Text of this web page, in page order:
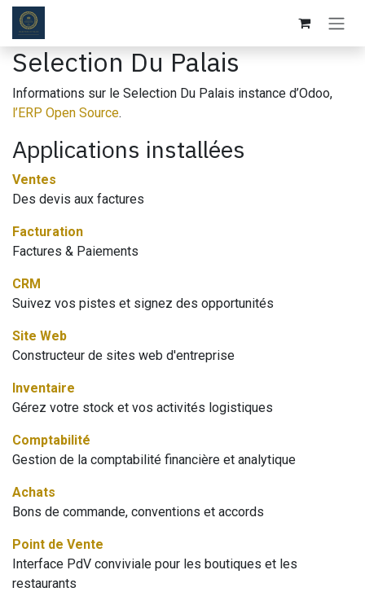
Se rendre au contenu
Selection Du Palais
Informations sur le Selection Du Palais instance d’Odoo,
l’ERP Open Source.
Applications installées
Ventes
Des devis aux factures
Facturation
Factures & Paiements
CRM
Suivez vos pistes et signez des opportunités
Site Web
Constructeur de sites web d'entreprise
Inventaire
Gérez votre stock et vos activités logistiques
Comptabilité
Gestion de la comptabilité financière et analytique
Achats
Bons de commande, conventions et accords
Point de Vente
Interface PdV conviviale pour les boutiques et les
restaurants